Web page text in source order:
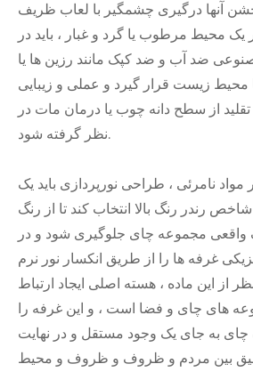
آنها درگیری چشمگیر با لعاب ظریف
یک محیط مرطوب یا گرد و غبار ، باید در
ضد آب و ضد کپک مانند رزین ها یا
محیط زیست قرار گیرد و عملی و زیبایی
از سطح دانه چوب یا درمان مات در
نظر گرفته شود.
نامرئی ، طراحی نورپردازی باید یک
رندر رنگ بالا انتخاب کند تا از رنگ
واقعی مجموعه چای جلوگیری شود و در
غرفه ها را از طریق انکسار نور نرم
این ماده ، هسته اصلی ایجاد ارتباط
های چای و فضا است ، و این غرفه را
به جای یک وجود مستقل و در نهایت
بین مردم و ظروف و ظروف و محیط